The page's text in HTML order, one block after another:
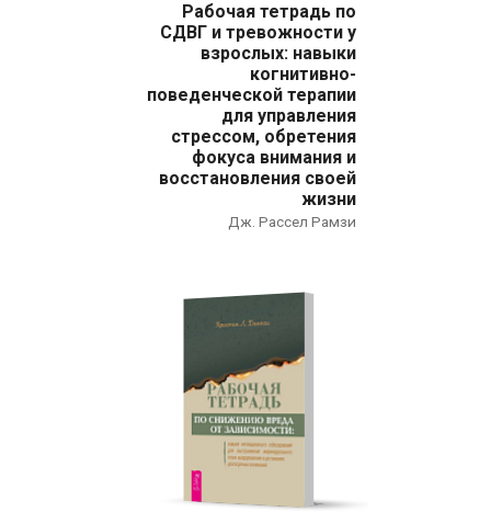
Рабочая тетрадь по
СДВГ и тревожности у
взрослых: навыки
когнитивно-
поведенческой терапии
для управления
стрессом, обретения
фокуса внимания и
восстановления своей
жизни
Дж. Рассел Рамзи